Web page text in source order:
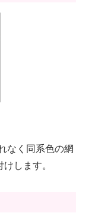
なく同系色の網
します。